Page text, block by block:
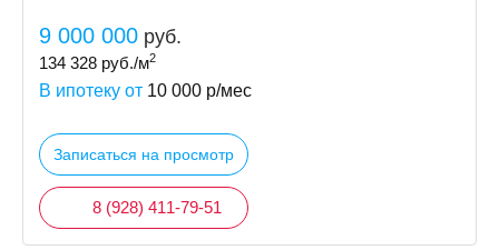
9 000 000 руб.
134 328 руб./м2
В ипотеку от 10 000 р/мес
Записаться на просмотр
8 (928) 411-79-51